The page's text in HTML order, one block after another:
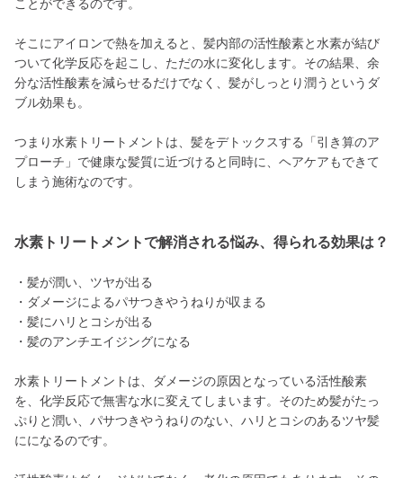
ことができるのです。
そこにアイロンで熱を加えると、髪内部の活性酸素と水素が結び
ついて化学反応を起こし、ただの水に変化します。その結果、余
分な活性酸素を減らせるだけでなく、髪がしっとり潤うというダ
ブル効果も。
つまり水素トリートメントは、髪をデトックスする「引き算のア
プローチ」で健康な髪質に近づけると同時に、ヘアケアもできて
しまう施術なのです。
水素トリートメントで解消される悩み、得られる効果は？
・髪が潤い、ツヤが出る
・ダメージによるパサつきやうねりが収まる
・髪にハリとコシが出る
・髪のアンチエイジングになる
水素トリートメントは、ダメージの原因となっている活性酸素
を、化学反応で無害な水に変えてしまいます。そのため髪がたっ
ぷりと潤い、パサつきやうねりのない、ハリとコシのあるツヤ髪
にになるのです。